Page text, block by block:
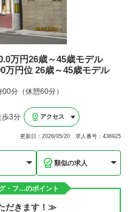
万円26歳～45歳モデル
万円位 26歳～45歳モデル
分（休憩60分）
歩3分 アクセス
更新日：2026/05/20 求人番号：436925
類似の求人
・フ…のポイント
だきます！≫